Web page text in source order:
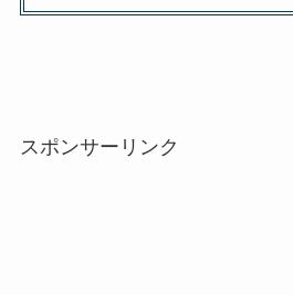
スポンサーリンク